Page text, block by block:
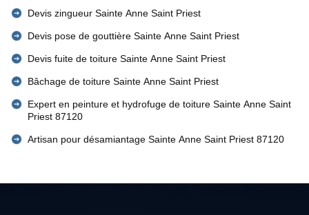
Devis zingueur Sainte Anne Saint Priest
Devis pose de gouttière Sainte Anne Saint Priest
Devis fuite de toiture Sainte Anne Saint Priest
Bâchage de toiture Sainte Anne Saint Priest
Expert en peinture et hydrofuge de toiture Sainte Anne Saint
Priest 87120
Artisan pour désamiantage Sainte Anne Saint Priest 87120